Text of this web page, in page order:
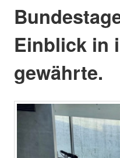
Einblick in
gewährte.